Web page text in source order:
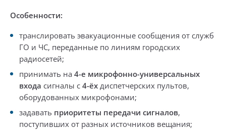
Особенности:
транслировать эвакуационные сообщения от служб
ГО и ЧС, переданные по линиям городских
радиосетей;
принимать на 4-е микрофонно-универсальных
входа сигналы с 4-ёх диспетчерских пультов,
оборудованных микрофонами;
задавать приоритеты передачи сигналов,
поступивших от разных источников вещания;